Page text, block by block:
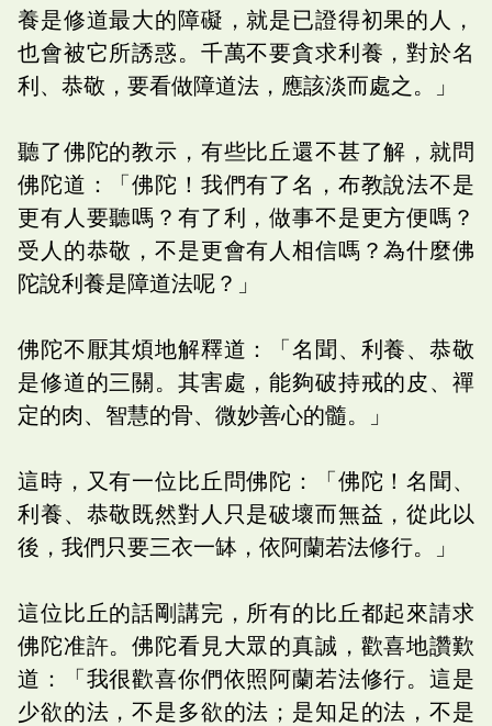
養是修道最大的障礙，就是已證得初果的人，
也會被它所誘惑。千萬不要貪求利養，對於名
利、恭敬，要看做障道法，應該淡而處之。」
聽了佛陀的教示，有些比丘還不甚了解，就問
佛陀道：「佛陀！我們有了名，布教說法不是
更有人要聽嗎？有了利，做事不是更方便嗎？
受人的恭敬，不是更會有人相信嗎？為什麼佛
陀說利養是障道法呢？」
佛陀不厭其煩地解釋道：「名聞、利養、恭敬
是修道的三關。其害處，能夠破持戒的皮、禪
定的肉、智慧的骨、微妙善心的髓。」
這時，又有一位比丘問佛陀：「佛陀！名聞、
利養、恭敬既然對人只是破壞而無益，從此以
後，我們只要三衣一缽，依阿蘭若法修行。」
這位比丘的話剛講完，所有的比丘都起來請求
佛陀准許。佛陀看見大眾的真誠，歡喜地讚歎
道：「我很歡喜你們依照阿蘭若法修行。這是
少欲的法，不是多欲的法；是知足的法，不是